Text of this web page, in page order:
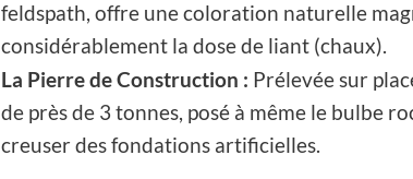
feldspath, offre une coloration naturelle
considérablement la dose de liant (chaux).
La Pierre de Construction : Prélevée sur
de près de 3 tonnes, posé à même le bulbe
creuser des fondations artificielles.